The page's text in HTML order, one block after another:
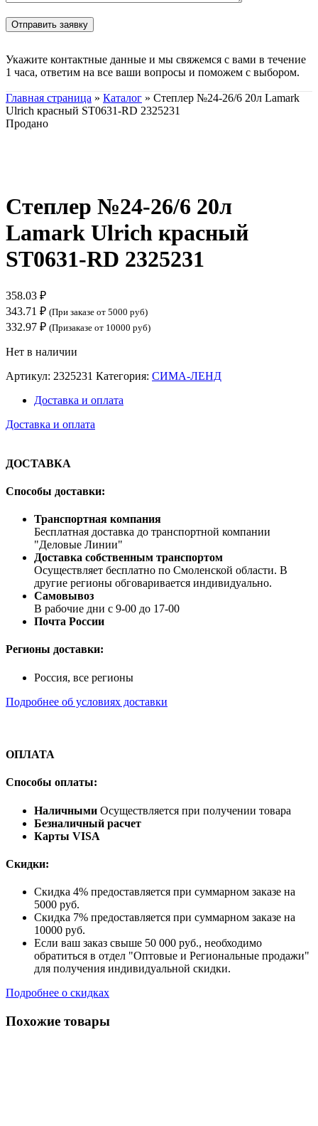
Укажите контактные данные и мы свяжемся с вами в течение
1 часа, ответим на все ваши вопросы и поможем с выбором.
Главная страница » Каталог » Степлер №24-26/6 20л Lamark
Ulrich красный ST0631-RD 2325231
Продано
Степлер №24-26/6 20л
Lamark Ulrich красный
ST0631-RD 2325231
358.03 ₽
343.71 ₽ (При заказе от 5000 руб)
332.97 ₽ (Призаказе от 10000 руб)
Нет в наличии
Артикул: 2325231 Категория: СИМА-ЛЕНД
Доставка и оплата
Доставка и оплата
ДОСТАВКА
Способы доставки:
Транспортная компания
Бесплатная доставка до транспортной компании
"Деловые Линии"
Доставка собственным транспортом
Осуществляет бесплатно по Смоленской области. В
другие регионы обговаривается индивидуально.
Самовывоз
В рабочие дни с 9-00 до 17-00
Почта России
Регионы доставки:
Россия, все регионы
Подробнее об условиях доставки
ОПЛАТА
Способы оплаты:
Наличными Осуществляется при получении товара
Безналичный расчет
Карты VISA
Скидки:
Скидка 4% предоставляется при суммарном заказе на
5000 руб.
Скидка 7% предоставляется при суммарном заказе на
10000 руб.
Если ваш заказ свыше 50 000 руб., необходимо
обратиться в отдел "Оптовые и Региональные продажи"
для получения индивидуальной скидки.
Подробнее о скидках
Похожие товары